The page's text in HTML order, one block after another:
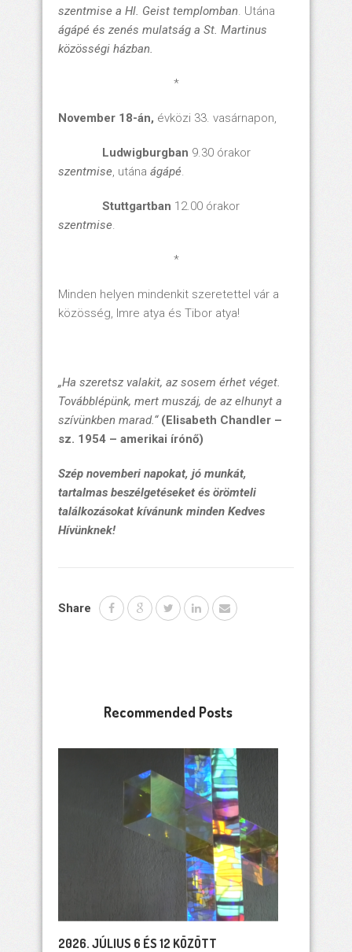
szentmise a Hl. Geist templomban. Utána
ágápé és zenés mulatság a St. Martinus
közösségi házban.
*
November 18-án, évközi 33. vasárnapon,
Ludwigburgban 9.30 órakor
szentmise, utána ágápé.
Stuttgartban 12.00 órakor
szentmise.
*
Minden helyen mindenkit szeretettel vár a
közösség, Imre atya és Tibor atya!
„Ha szeretsz valakit, az sosem érhet véget.
Továbblépünk, mert muszáj, de az elhunyt a
szívünkben marad.“ (Elisabeth Chandler –
sz. 1954 – amerikai írónő)
Szép novemberi napokat, jó munkát,
tartalmas beszélgetéseket és örömteli
találkozásokat kívánunk minden Kedves
Hívünknek!
Share
Recommended Posts
2026. JÚLIUS 6 ÉS 12 KÖZÖTT